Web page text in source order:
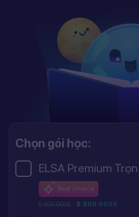
Chọn gói học:
ELSA Premium
Best choice
8.800.000đ 8.800.000đ